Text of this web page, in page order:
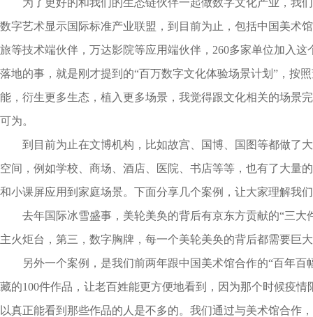
为了更好的和我们的生态链伙伴一起做数字文化产业，我
数字艺术显示国际标准产业联盟，到目前为止，包括中国美术
旅等技术端伙伴，万达影院等应用端伙伴，260多家单位加入
落地的事，就是刚才提到的“百万数字文化体验场景计划”，按
能，衍生更多生态，植入更多场景，我觉得跟文化相关的场景
可为。
到目前为止在文博机构，比如故宫、国博、国图等都做了
空间，例如学校、商场、酒店、医院、书店等等，也有了大量
和小课屏应用到家庭场景。下面分享几个案例，让大家理解我
去年国际冰雪盛事，美轮美奂的背后有京东方贡献的“三大
主火炬台，第三，数字胸牌，每一个美轮美奂的背后都需要巨
另外一个案例，是我们前两年跟中国美术馆合作的“百年百
藏的100件作品，让老百姓能更方便地看到，因为那个时候疫情
以真正能看到那些作品的人是不多的。我们通过与美术馆合作